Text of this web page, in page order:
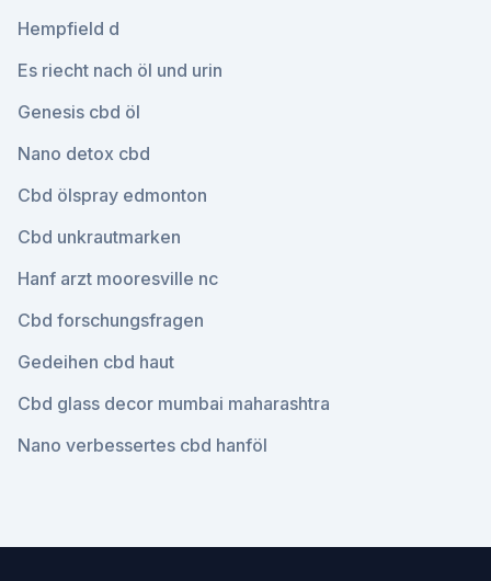
Hempfield d
Es riecht nach öl und urin
Genesis cbd öl
Nano detox cbd
Cbd ölspray edmonton
Cbd unkrautmarken
Hanf arzt mooresville nc
Cbd forschungsfragen
Gedeihen cbd haut
Cbd glass decor mumbai maharashtra
Nano verbessertes cbd hanföl